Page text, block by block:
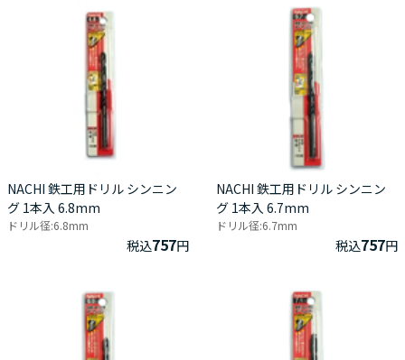
NACHI 鉄工用ドリル シンニン
グ 1本入 6.8mm
ドリル径:6.8mm
税込757円
NACHI 鉄工用ドリル シンニン
グ 1本入 6.7mm
ドリル径:6.7mm
税込757円